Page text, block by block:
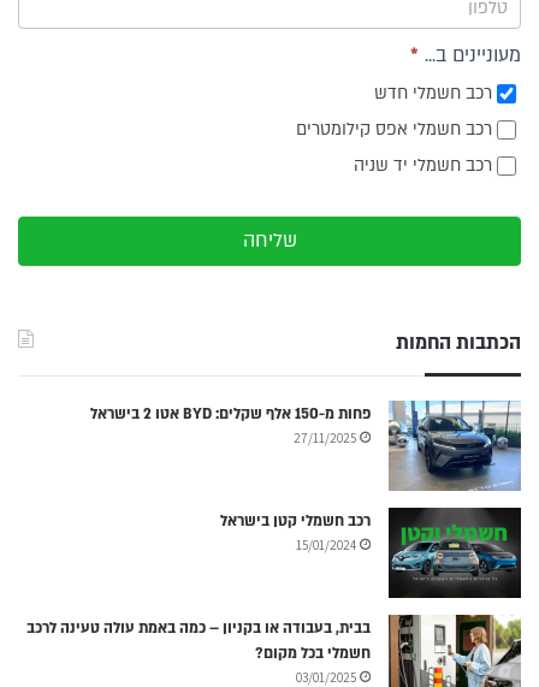
מעוניינים ב... *
רכב חשמלי חדש
רכב חשמלי אפס קילומטרים
רכב חשמלי יד שניה
שליחה
הכתבות החמות
פחות מ-150 אלף שקלים: BYD אטו 2 בישראל
27/11/2025
רכב חשמלי קטן בישראל
15/01/2024
בבית, בעבודה או בקניון – כמה באמת עולה טעינה לרכב
חשמלי בכל מקום?
03/01/2025